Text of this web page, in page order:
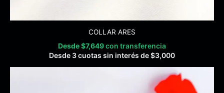
COLLAR ARES
Desde$7,649con transferencia
Desde 3 cuotas sin interés de$3,000